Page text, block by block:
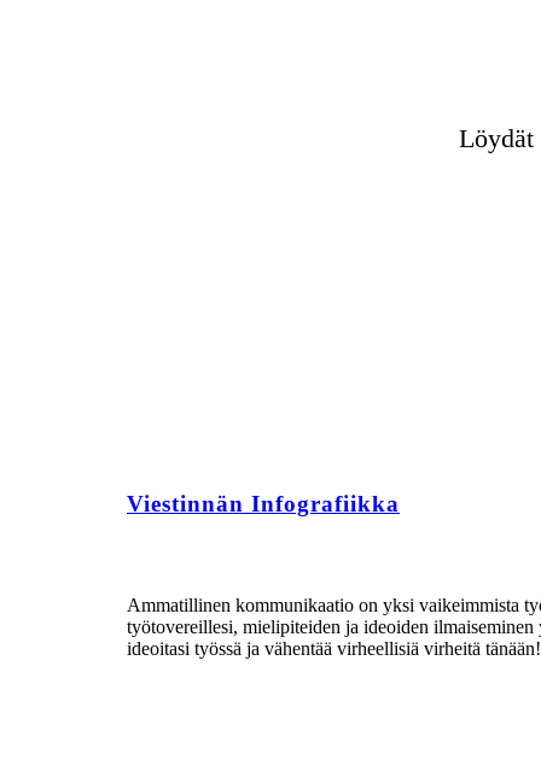
Löydät
Viestinnän Infografiikka
Ammatillinen kommunikaatio on yksi vaikeimmista
työtovereillesi, mielipiteiden ja ideoiden
ideoitasi työssä ja vähentää virheellisiä virheitä tänään!